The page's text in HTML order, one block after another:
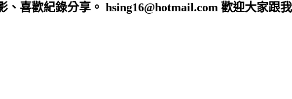
、喜歡紀錄分享。 hsing16@hotmail.com 歡迎大家跟